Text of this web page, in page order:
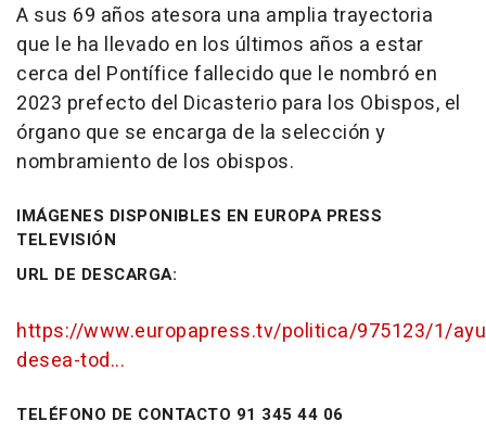
A sus 69 años atesora una amplia trayectoria
que le ha llevado en los últimos años a estar
cerca del Pontífice fallecido que le nombró en
2023 prefecto del Dicasterio para los Obispos, el
órgano que se encarga de la selección y
nombramiento de los obispos.
IMÁGENES DISPONIBLES EN EUROPA PRESS
TELEVISIÓN
URL DE DESCARGA:
https://www.europapress.tv/politica/975123/1/
desea-tod...
TELÉFONO DE CONTACTO 91 345 44 06